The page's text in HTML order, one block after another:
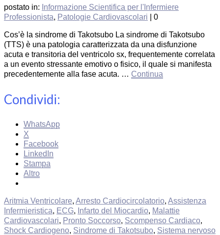
postato in: Informazione Scientifica per l'Infermiere
Professionista, Patologie Cardiovascolari 0
Cos’è la sindrome di Takotsubo La sindrome di Takotsubo
(TTS) è una patologia caratterizzata da una disfunzione
acuta e transitoria del ventricolo sx, frequentemente correlata
a un evento stressante emotivo o fisico, il quale si manifesta
precedentemente alla fase acuta. … Continua
Condividi:
WhatsApp
X
Facebook
LinkedIn
Stampa
Altro
Aritmia Ventricolare, Arresto Cardiocircolatorio, Assistenza
Infermieristica, ECG, Infarto del Miocardio, Malattie
Cardiovascolari, Pronto Soccorso, Scompenso Cardiaco,
Shock Cardiogeno, Sindrome di Takotsubo, Sistema nervoso